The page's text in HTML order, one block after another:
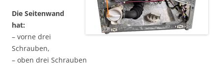
Die Seitenwand
hat:
– vorne drei
Schrauben,
– oben drei Schrauben